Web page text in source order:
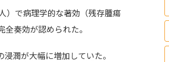
）で病理学的な著効（残存腫瘍
奏効が認められた。
潤が大幅に増加していた。